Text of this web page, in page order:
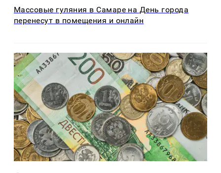
Массовые гуляния в Самаре на День города
перенесут в помещения и онлайн